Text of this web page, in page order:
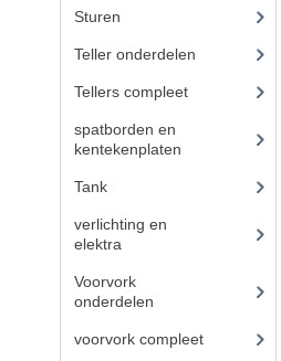
Sturen
Teller onderdelen
Tellers compleet(29)
spatborden en
kentekenplaten
Tank(54)
verlichting en
elektra
Voorvork
onderdelen
voorvork compleet(30)